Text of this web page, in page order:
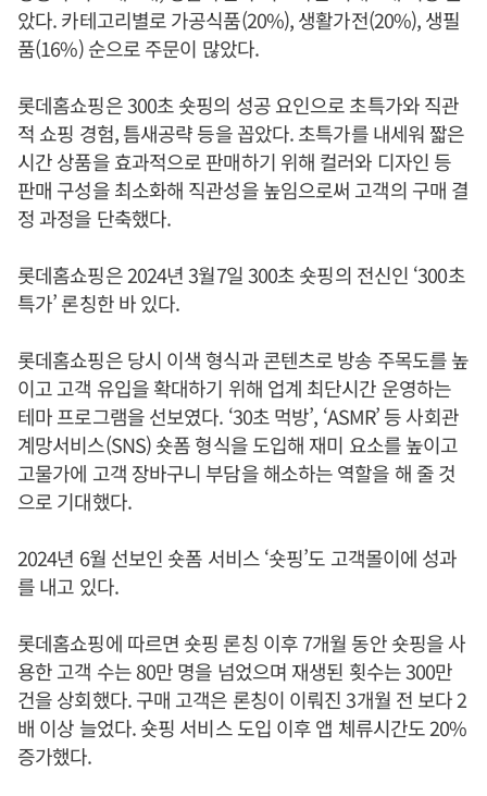
았다. 카테고리별로 가공식품(20%), 생활가전(20%), 생필
품(16%) 순으로 주문이 많았다.
롯데홈쇼핑은 300초 숏핑의 성공 요인으로 초특가와 직관
적 쇼핑 경험, 틈새공략 등을 꼽았다. 초특가를 내세워 짧은
시간 상품을 효과적으로 판매하기 위해 컬러와 디자인 등
판매 구성을 최소화해 직관성을 높임으로써 고객의 구매 결
정 과정을 단축했다.
롯데홈쇼핑은 2024년 3월7일 300초 숏핑의 전신인 ‘300초
특가’ 론칭한 바 있다.
롯데홈쇼핑은 당시 이색 형식과 콘텐츠로 방송 주목도를 높
이고 고객 유입을 확대하기 위해 업계 최단시간 운영하는
테마 프로그램을 선보였다. ‘30초 먹방’, ‘ASMR’ 등 사회관
계망서비스(SNS) 숏폼 형식을 도입해 재미 요소를 높이고
고물가에 고객 장바구니 부담을 해소하는 역할을 해 줄 것
으로 기대했다.
2024년 6월 선보인 숏폼 서비스 ‘숏핑’도 고객몰이에 성과
를 내고 있다.
롯데홈쇼핑에 따르면 숏핑 론칭 이후 7개월 동안 숏핑을 사
용한 고객 수는 80만 명을 넘었으며 재생된 횟수는 300만
건을 상회했다. 구매 고객은 론칭이 이뤄진 3개월 전 보다 2
배 이상 늘었다. 숏핑 서비스 도입 이후 앱 체류시간도 20%
증가했다.